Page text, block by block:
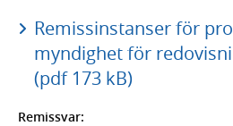
Remissinstanser för
myndighet för
(pdf 173 kB)
Remissvar: